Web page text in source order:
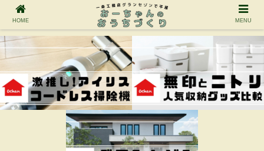
HOME MENU